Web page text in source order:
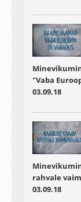
"Vaba
03.09.18
rahvale
03.09.18